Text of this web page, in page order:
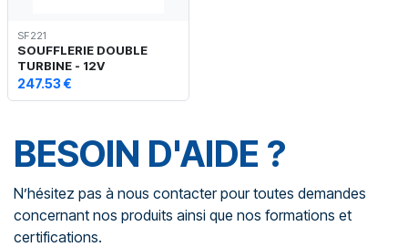
SF221
SOUFFLERIE DOUBLE
TURBINE - 12V
247.53 €
BESOIN D'AIDE ?
N’hésitez pas à nous contacter pour toutes demandes
concernant nos produits ainsi que nos formations et
certifications.